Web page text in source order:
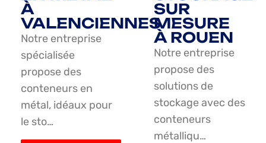
À
VALENCIENNES
Notre entreprise
spécialisée
propose des
conteneurs en
métal, idéaux pour
le sto…
SUR
MESURE
À ROUEN
Notre entreprise
propose des
solutions de
stockage avec des
conteneurs
métalliqu…